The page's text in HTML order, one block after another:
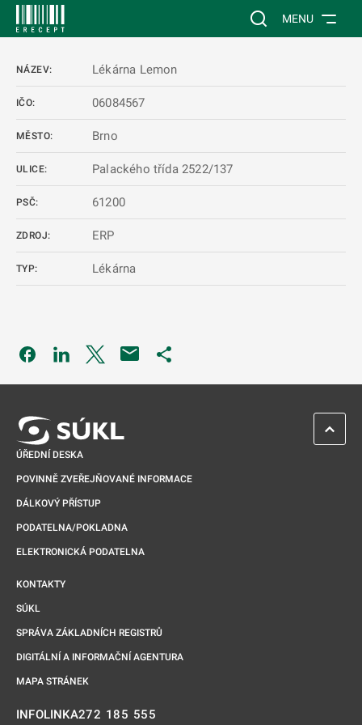
Vyhledávání na
MENU
NÁZEV: Lékárna Lemon
IČO: 06084567
MĚSTO: Brno
ULICE: Palackého třída 2522/137
PSČ: 61200
ZDROJ: ERP
TYP: Lékárna
Odkaz se otevře na nové kartě
Odkaz se otevře na nové kartě
Odkaz se otevře na nové kartě
ÚŘEDNÍ DESKA
POVINNĚ ZVEŘEJŇOVANÉ INFORMACE
DÁLKOVÝ PŘÍSTUP
PODATELNA/POKLADNA
ELEKTRONICKÁ PODATELNA
KONTAKTY
SÚKL
SPRÁVA ZÁKLADNÍCH REGISTRŮ
DIGITÁLNÍ A INFORMAČNÍ AGENTURA
MAPA STRÁNEK
INFOLINKA272 185 555
ZPĚT